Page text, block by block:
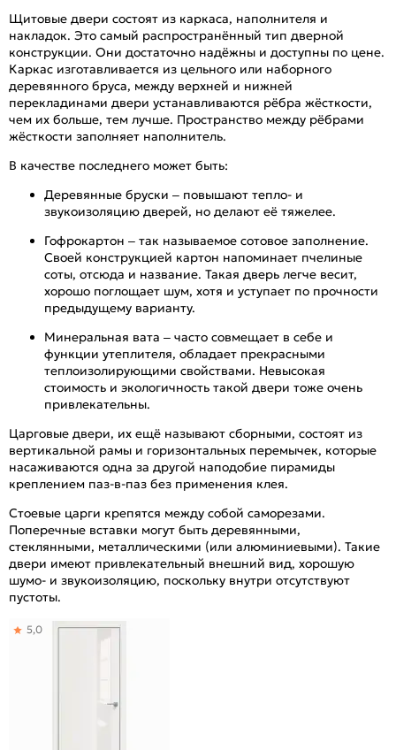
Щитовые двери состоят из каркаса, наполнителя и
накладок. Это самый распространённый тип дверной
конструкции. Они достаточно надёжны и доступны по цене.
Каркас изготавливается из цельного или наборного
деревянного бруса, между верхней и нижней
перекладинами двери устанавливаются рёбра жёсткости,
чем их больше, тем лучше. Пространство между рёбрами
жёсткости заполняет наполнитель.
В качестве последнего может быть:
Деревянные бруски – повышают тепло- и
звукоизоляцию дверей, но делают её тяжелее.
Гофрокартон – так называемое сотовое заполнение.
Своей конструкцией картон напоминает пчелиные
соты, отсюда и название. Такая дверь легче весит,
хорошо поглощает шум, хотя и уступает по прочности
предыдущему варианту.
Минеральная вата – часто совмещает в себе и
функции утеплителя, обладает прекрасными
теплоизолирующими свойствами. Невысокая
стоимость и экологичность такой двери тоже очень
привлекательны.
Царговые двери, их ещё называют сборными, состоят из
вертикальной рамы и горизонтальных перемычек, которые
насаживаются одна за другой наподобие пирамиды
креплением паз-в-паз без применения клея.
Стоевые царги крепятся между собой саморезами.
Поперечные вставки могут быть деревянными,
стеклянными, металлическими (или алюминиевыми). Такие
двери имеют привлекательный внешний вид, хорошую
шумо- и звукоизоляцию, поскольку внутри отсутствуют
пустоты.
5,0